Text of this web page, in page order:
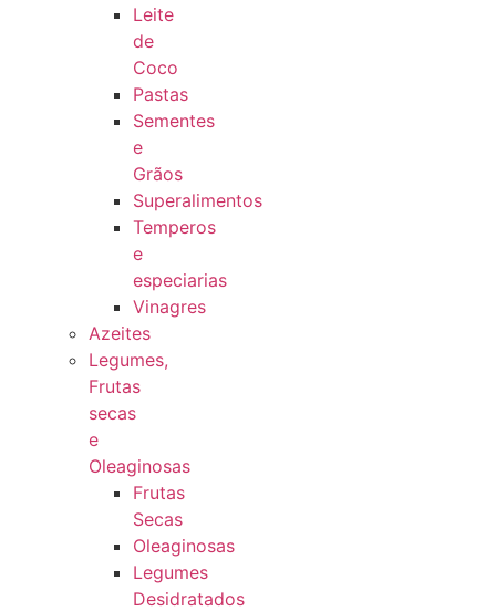
Leite
de
Coco
Pastas
Sementes
e
Grãos
Superalimentos
Temperos
e
especiarias
Vinagres
Azeites
Legumes,
Frutas
secas
e
Oleaginosas
Frutas
Secas
Oleaginosas
Legumes
Desidratados